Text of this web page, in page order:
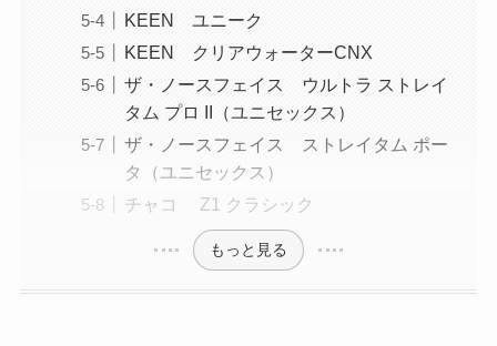
KEEN ユニーク
KEEN クリアウォーターCNX
ザ・ノースフェイス ウルトラ ストレイ
タム プロ II（ユニセックス）
ザ・ノースフェイス ストレイタム ポー
タ（ユニセックス）
チャコ Z1 クラシック
もっと見る